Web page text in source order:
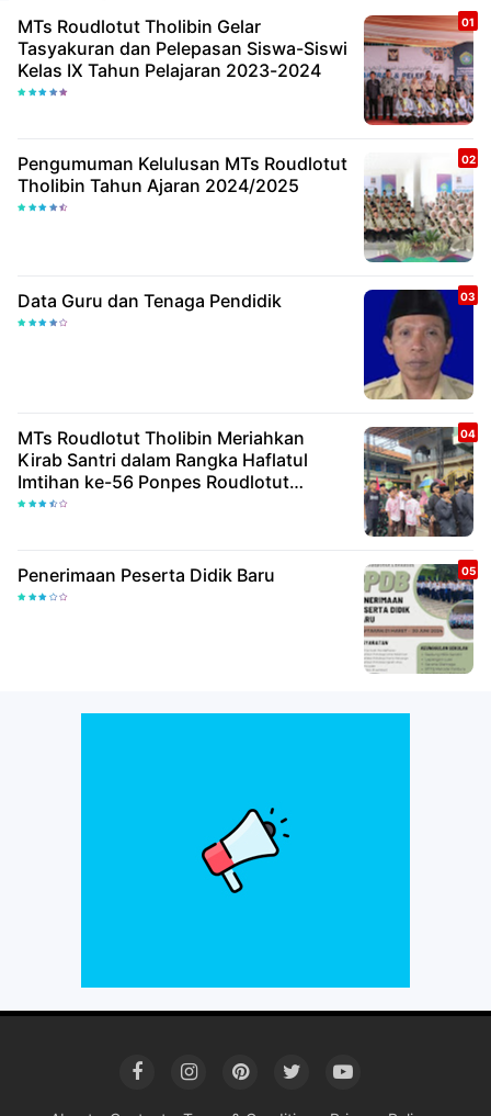
MTs Roudlotut Tholibin Gelar
Tasyakuran dan Pelepasan Siswa-Siswi
Kelas IX Tahun Pelajaran 2023-2024
Pengumuman Kelulusan MTs Roudlotut
Tholibin Tahun Ajaran 2024/2025
Data Guru dan Tenaga Pendidik
MTs Roudlotut Tholibin Meriahkan
Kirab Santri dalam Rangka Haflatul
Imtihan ke-56 Ponpes Roudlotut
Tholibin
Penerimaan Peserta Didik Baru